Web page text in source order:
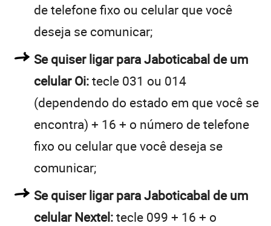
de telefone fixo ou celular que você
deseja se comunicar;
Se quiser ligar para Jaboticabal de um
celular Oi:tecle 031 ou 014
(dependendo do estado em que você se
encontra) + 16 + o número de telefone
fixo ou celular que você deseja se
comunicar;
Se quiser ligar para Jaboticabal de um
celular Nextel:tecle 099 + 16 + o